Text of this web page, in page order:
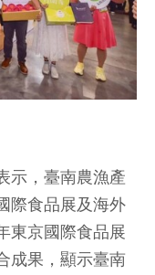
示，臺南農漁產
際食品展及海外
東京國際食品展
成果，顯示臺南